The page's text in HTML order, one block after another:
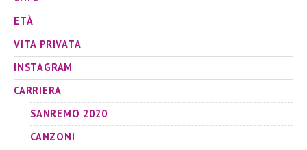
ETÀ
VITA PRIVATA
INSTAGRAM
CARRIERA
SANREMO 2020
CANZONI